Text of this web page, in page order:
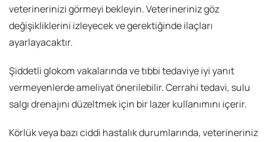
veterinerinizi görmeyi bekleyin. Veterineriniz göz
değişikliklerini izleyecek ve gerektiğinde ilaçları
ayarlayacaktır.
Şiddetli glokom vakalarında ve tıbbi tedaviye iyi yanıt
vermeyenlerde ameliyat önerilebilir. Cerrahi tedavi, sulu
salgı drenajını düzeltmek için bir lazer kullanımını içerir.
Körlük veya bazı ciddi hastalık durumlarında, veterineriniz